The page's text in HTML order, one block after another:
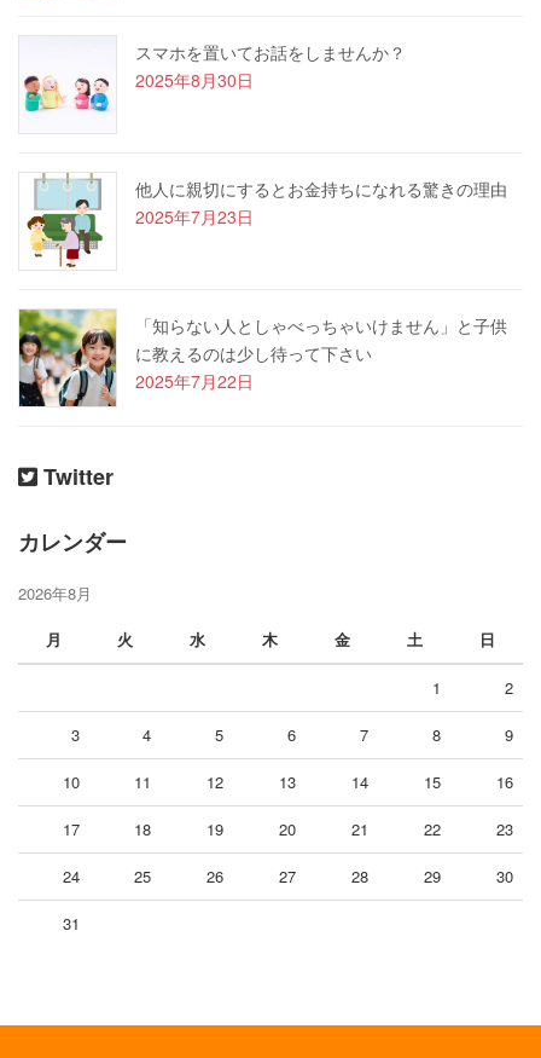
スマホを置いてお話をしませんか？
2025年8月30日
他人に親切にするとお金持ちになれる驚きの理由
2025年7月23日
「知らない人としゃべっちゃいけません」と子供
に教えるのは少し待って下さい
2025年7月22日
Twitter
カレンダー
2026年8月
月
火 水 木 金 土 日
1 2
3 4 5 6 7 8 9
10 11 12 13 14 15 16
17 18 19 20 21 22 23
24 25 26 27 28 29 30
31